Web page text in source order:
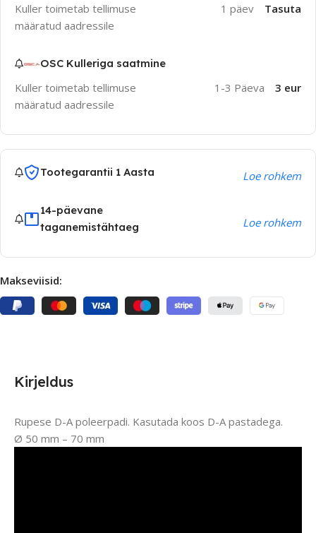
Kuller toimetab tellimuse
määratud aadressile
1 päev Tasuta
OSC Kulleriga saatmine
Kuller toimetab tellimuse
määratud aadressile
1-3 Päeva 3 eur
Tootegarantii 1 Aasta Loe rohkem
14-päevane
taganemistähtaeg
Loe rohkem
Makseviisid:
Kirjeldus
Rupese D-A poleerpadi. Kasutada koos D-A pastadega.
Ø 50 mm – 70 mm